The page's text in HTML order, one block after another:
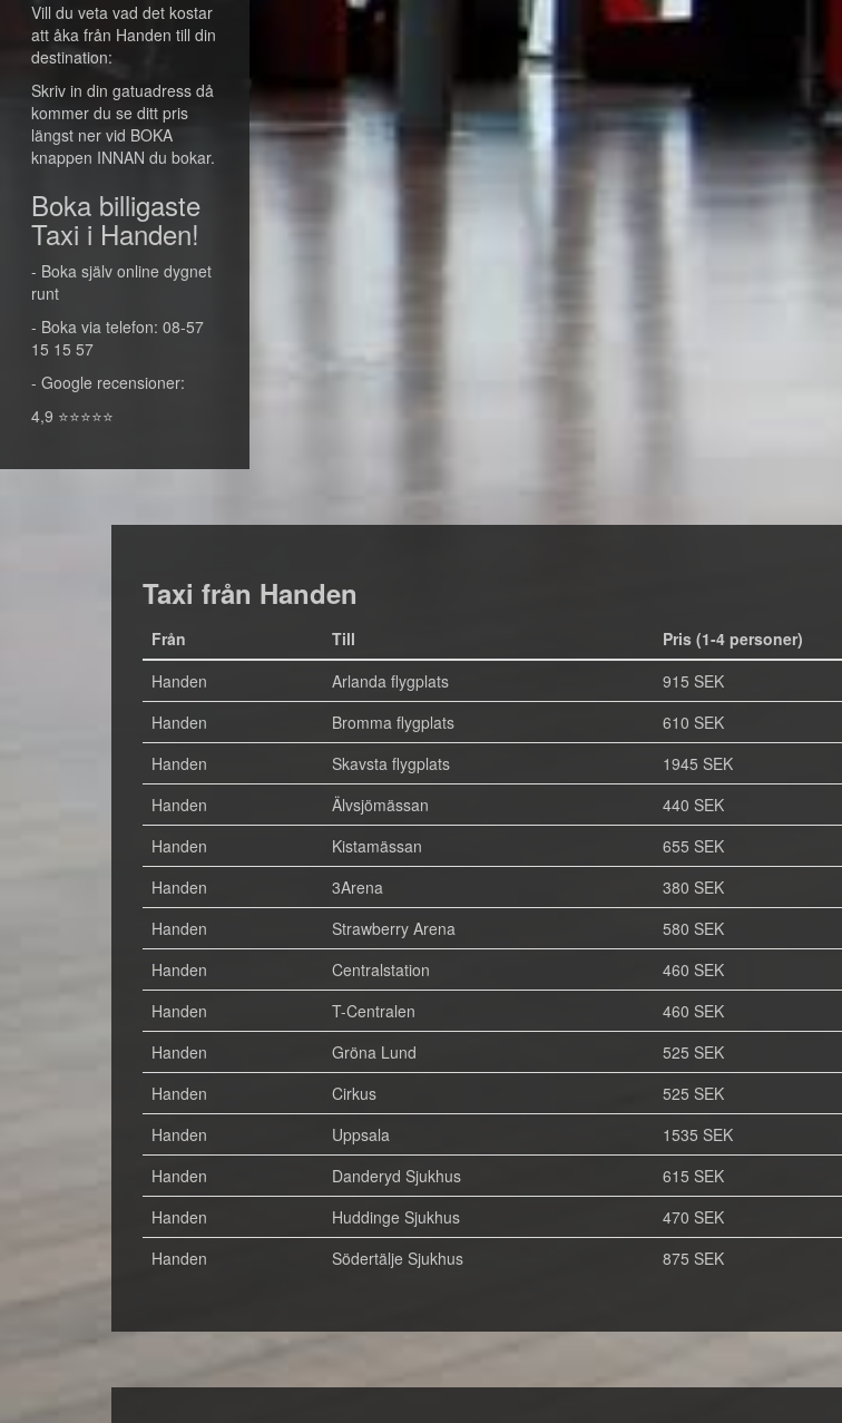
Vill du veta vad det kostar
att åka från Handen till din
destination:
Skriv in din gatuadress då
kommer du se ditt pris
längst ner vid BOKA
knappen INNAN du bokar.
Boka billigaste
Taxi i Handen!
- Boka själv online dygnet
runt
- Boka via telefon: 08-57
15 15 57
- Google recensioner:
4,9 ⭐⭐⭐⭐⭐
Taxi från Handen
Från Till Pris (1-4 personer)
Handen
Arlanda flygplats 915 SEK
Handen
Bromma flygplats 610 SEK
Handen
Skavsta flygplats 1945 SEK
Handen
Älvsjömässan 440 SEK
Handen
Kistamässan 655 SEK
Handen
3Arena 380 SEK
Handen
Strawberry Arena 580 SEK
Handen
Centralstation 460 SEK
Handen
T-Centralen 460 SEK
Handen
Gröna Lund 525 SEK
Handen
Cirkus 525 SEK
Handen
Uppsala 1535 SEK
Handen
Danderyd Sjukhus 615 SEK
Handen
Huddinge Sjukhus 470 SEK
Handen
Södertälje Sjukhus 875 SEK